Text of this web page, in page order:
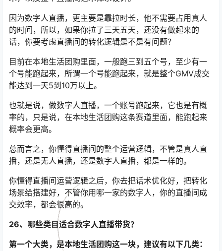
因为数字人直播，更主要是靠拉时长，他不需要占用真人
的时间，所以，如果你拉了三天五天，还没有做起来的
话，你要考虑直播间的转化逻辑是不是有问题？
目前在本地生活团购里面，一般跑三到五个号，至少有一
个号能跑起来，所谓一个号能跑起来，就是整个GMV成交
能达到一天5到10万以上。
也就是说，做数字人直播，一个账号跑起来，它也是有概
率的，只是说，在本地生活团购这条赛道里面，能跑起来
概率会更高。
总而言之，你懂得直播间的整个运营逻辑，不管是真人直
播，还是无人直播，还是数字人直播，都是一样的。
你懂得直播间运营逻辑之后，你去把话术优化好，把转化
场景给搭建好，不管你用哪一家的数字人，你的直播间成
交效率，都会很高的。
26、哪些类目适合数字人直播带货？
第一个大类，是本地生活团购这一块，建议有以下几类：